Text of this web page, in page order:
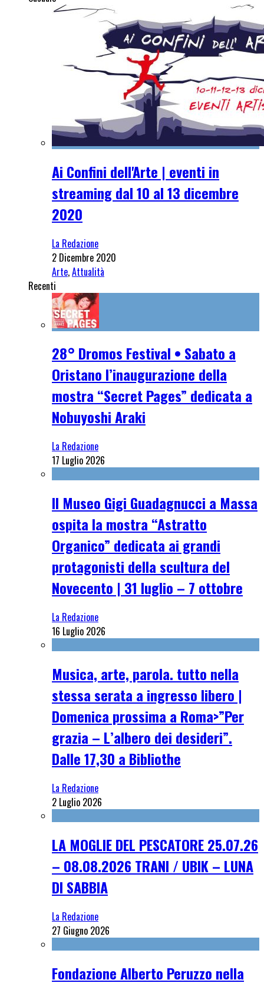
Ai Confini dell'Arte | eventi in
streaming dal 10 al 13 dicembre
2020
La Redazione
2 Dicembre 2020
Arte,Attualità
Recenti
28° Dromos Festival • Sabato a
Oristano l’inaugurazione della
mostra “Secret Pages” dedicata a
Nobuyoshi Araki
La Redazione
17 Luglio 2026
Il Museo Gigi Guadagnucci a Massa
ospita la mostra “Astratto
Organico” dedicata ai grandi
protagonisti della scultura del
Novecento | 31 luglio – 7 ottobre
La Redazione
16 Luglio 2026
Musica, arte, parola. tutto nella
stessa serata a ingresso libero |
Domenica prossima a Roma>”Per
grazia – L’albero dei desideri”.
Dalle 17,30 a Bibliothe
La Redazione
2 Luglio 2026
LA MOGLIE DEL PESCATORE 25.07.26
– 08.08.2026 TRANI / UBIK – LUNA
DI SABBIA
La Redazione
27 Giugno 2026
Fondazione Alberto Peruzzo nella